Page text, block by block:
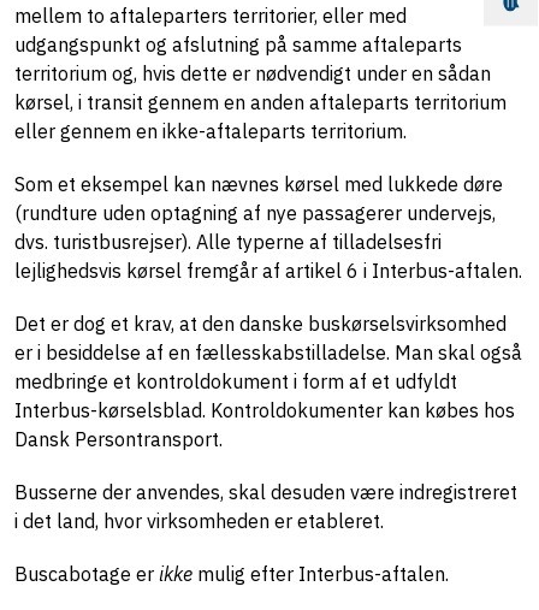
mellem to aftaleparters territorier, eller med
udgangspunkt og afslutning på samme aftaleparts
territorium og, hvis dette er nødvendigt under en sådan
kørsel, i transit gennem en anden aftaleparts territorium
eller gennem en ikke-aftaleparts territorium.
Som et eksempel kan nævnes kørsel med lukkede døre
(rundture uden optagning af nye passagerer undervejs,
dvs. turistbusrejser). Alle typerne af tilladelsesfri
lejlighedsvis kørsel fremgår af artikel 6 i Interbus-aftalen.
Det er dog et krav, at den danske buskørselsvirksomhed
er i besiddelse af en fællesskabstilladelse. Man skal også
medbringe et kontroldokument i form af et udfyldt
Interbus-kørselsblad. Kontroldokumenter kan købes hos
Dansk Persontransport.
Busserne der anvendes, skal desuden være indregistreret
i det land, hvor virksomheden er etableret.
Buscabotage er ikke mulig efter Interbus-aftalen.